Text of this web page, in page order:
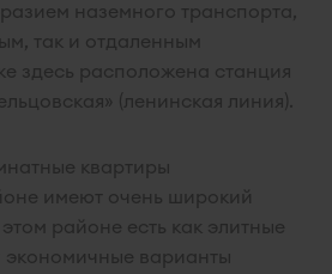
наземного транспорта,
так и отдаленным
здесь расположена станция
(ленинская линия).
квартиры
имеют очень широкий
районе есть как элитные
экономичные варианты